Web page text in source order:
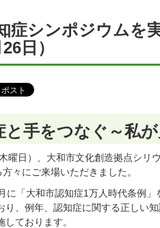
症シンポジウムを
日）
と手をつなぐ～私
曜日）、大和市文化創造拠点シ
々にご来場いただきました。
に「大和市認知症1万人時代条例
り、例年、認知症に関する正しい
ております。